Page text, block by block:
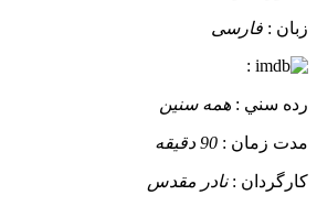
زبان : فارسی
:
رده سني : همه سنین
مدت زمان : 90 دقیقه
کارگردان :نادر مقدس